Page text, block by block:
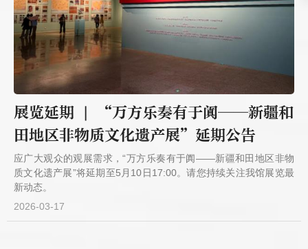
展览延期 | “万方乐奏有于阗——新疆和
田地区非物质文化遗产展”延期公告
应广大观众的观展需求，“万方乐奏有于阗——新疆和田地区非物
质文化遗产展”将延期至5月10日17:00。请您持续关注我馆展览最
新动态。
2026-03-17